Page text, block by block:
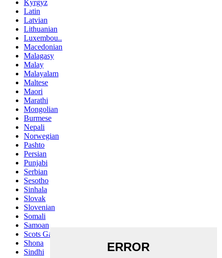
Kyrgyz
Latin
Latvian
Lithuanian
Luxembou..
Macedonian
Malagasy
Malay
Malayalam
Maltese
Maori
Marathi
Mongolian
Burmese
Nepali
Norwegian
Pashto
Persian
Punjabi
Serbian
Sesotho
Sinhala
Slovak
Slovenian
Somali
Samoan
Scots Gaelic
Shona
Sindhi